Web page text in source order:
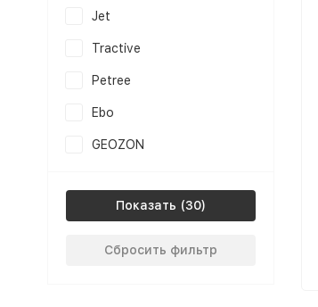
Jet
Tractive
Petree
Ebo
GEOZON
Показать
Сбросить фильтр